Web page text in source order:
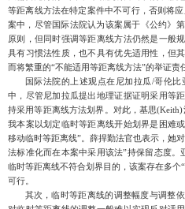
等距离线方法在特定案件中不可行，否则将
案中，尽管国际法院认为该案属于《公约》
原则，但同时强调等距离线方法仍然是一般规
具有习惯法性质，也不具有优先适用性，但
而将繁重的“不能适用等距离线方法”的举证责
国际法院的上述观点在尼加拉瓜/哥伦比
中，尽管尼加拉瓜提出地理证据证明采用等
持采用等距离线方法划界。对此，基思(Keith)
我本案以划定临时等距离线开始划界是困难
移动临时等距离线”。薛捍勤法官也表示，她
法标准化而在本案中采用该法”持保留态度。
临时等距离线不符合划界目的，该案存在多个
可行。
其次，临时等距离线的调整幅度与调整依